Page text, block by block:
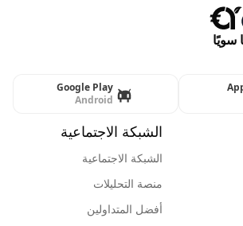
سويًا
Google Play
Android
الشبكة الاجتماعية
الشبكة الاجتماعية
منصة التحليلات
أفضل المتداولين